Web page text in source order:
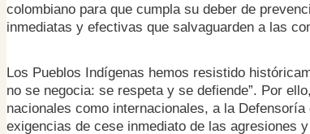
colombiano para que cumpla su deber de
inmediatas y efectivas que salvaguarden a las
Los Pueblos Indígenas hemos resistido
no se negocia: se respeta y se defiende”. Por
nacionales como internacionales, a la
exigencias de cese inmediato de las agresiones